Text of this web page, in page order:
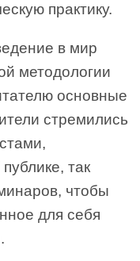
практику.
в мир
методологии
основные
стремились
так
чтобы
для себя